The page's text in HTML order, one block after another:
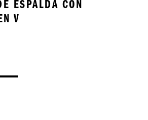
ESPALDA CON
V